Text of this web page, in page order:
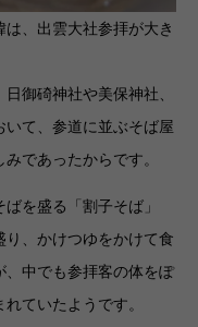
、出雲大社参拝が大き
御碕神社や美保神社、
て、参道に並ぶそば屋
であったからです。
を盛る「割子そば」
り、かけつゆをかけて食
中でも参拝客の体をぽ
ていたようです。